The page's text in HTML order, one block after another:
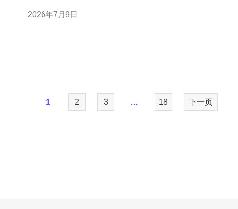
Google Cloud、Azure或知名VPS商（如 美国vps 提供商
2026年7月9日
1 2 3 … 18 下一页